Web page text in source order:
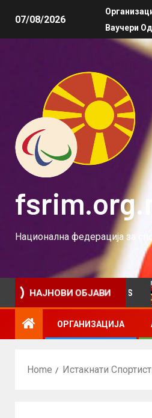
07/08/2026
Ваучери
Национална федерација за
НАЈНОВИ ОБЈАВИ
билтен за VIEWS
ОРГАНИЗАЦИЈА
Home Истакнати